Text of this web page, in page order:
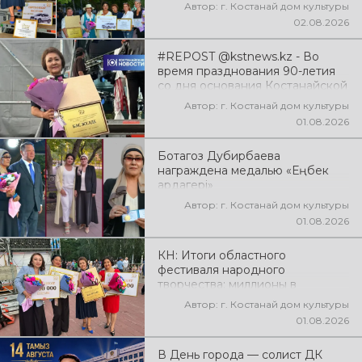
Автор: г. Костанай дом культуры
02.08.2026
#REPOST @kstnews.kz - Во
время празднования 90-летия
со дня основания Костанайской
области подвели итоги 38-го
фестиваля самодеятельного
Автор: г. Костанай дом культуры
01.08.2026
Ботагоз Дубирбаева
награждена медалью «Еңбек
ардагері»
Автор: г. Костанай дом культуры
01.08.2026
КН: Итоги областного
фестиваля народного
творчества: миллионы в
культуруАвтор: г. Костанай дом культуры
01.08.2026
В День города — солист ДК